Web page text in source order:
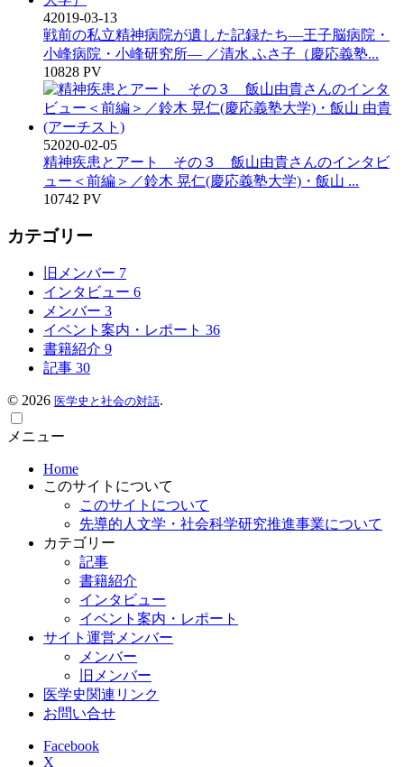
42019-03-13
戦前の私立精神病院が遺した記録たち―王子脳病院・
小峰病院・小峰研究所― ／清水 ふさ子（慶応義塾...
10828 PV
52020-02-05
精神疾患とアート その３ 飯山由貴さんのインタビ
ュー＜前編＞／鈴木 晃仁(慶応義塾大学)・飯山 ...
10742 PV
カテゴリー
旧メンバー 7
インタビュー 6
メンバー 3
イベント案内・レポート 36
書籍紹介 9
記事 30
© 2026 医学史と社会の対話.
メニュー
Home
このサイトについて
このサイトについて
先導的人文学・社会科学研究推進事業について
カテゴリー
記事
書籍紹介
インタビュー
イベント案内・レポート
サイト運営メンバー
メンバー
旧メンバー
医学史関連リンク
お問い合せ
Facebook
X